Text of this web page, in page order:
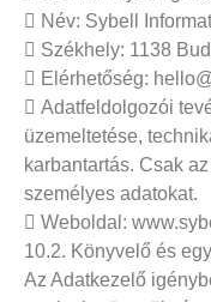
 Név: Sybell
 Székhely: 1138
 Elérhetőség:
 Adatfeldolgozói
üzemeltetése,
karbantartás. Csak
személyes adatokat.
 Weboldal:
10.2. Könyvelő és
Az Adatkezelő